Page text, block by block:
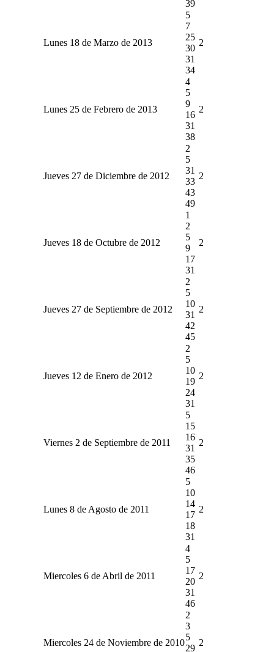
39
Lunes 18 de Marzo de 2013
5
7
25
30
31
34
2
Lunes 25 de Febrero de 2013
4
5
9
16
31
38
2
Jueves 27 de Diciembre de 2012
2
5
31
33
43
49
2
Jueves 18 de Octubre de 2012
1
2
5
9
17
31
2
Jueves 27 de Septiembre de 2012
2
5
10
31
42
45
2
Jueves 12 de Enero de 2012
2
5
10
19
24
31
2
Viernes 2 de Septiembre de 2011
5
15
16
31
35
46
2
Lunes 8 de Agosto de 2011
5
10
14
17
18
31
2
Miercoles 6 de Abril de 2011
4
5
17
20
31
46
2
Miercoles 24 de Noviembre de 2010
2
3
5
29
2